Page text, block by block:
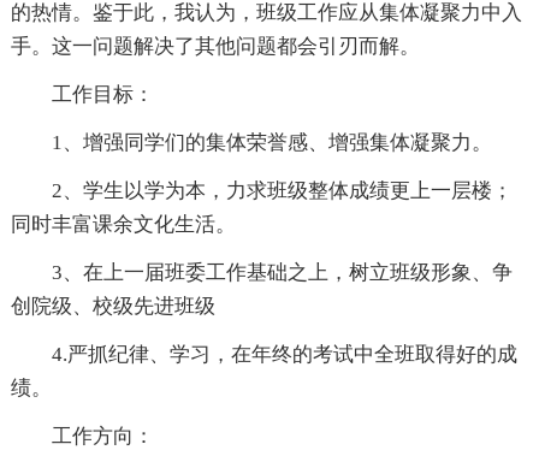
的热情。鉴于此，我认为，班级工作应从集体凝聚力中入
手。这一问题解决了其他问题都会引刃而解。
工作目标：
1、增强同学们的集体荣誉感、增强集体凝聚力。
2、学生以学为本，力求班级整体成绩更上一层楼；
同时丰富课余文化生活。
3、在上一届班委工作基础之上，树立班级形象、争
创院级、校级先进班级
4.严抓纪律、学习，在年终的考试中全班取得好的成
绩。
工作方向：